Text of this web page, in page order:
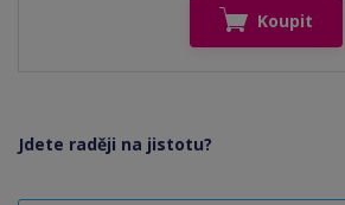
Koupit
Jdete raději na jistotu?